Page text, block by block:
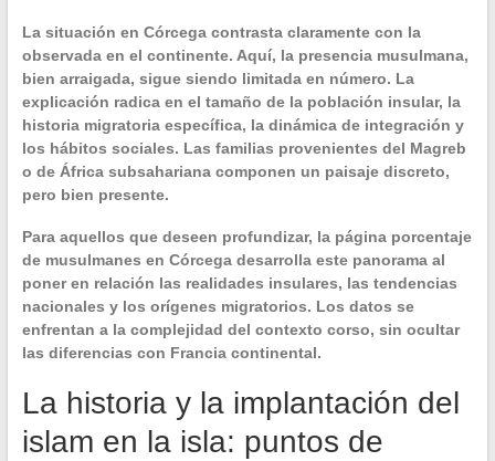
La situación en Córcega contrasta claramente con la
observada en el continente. Aquí, la presencia musulmana,
bien arraigada, sigue siendo limitada en número. La
explicación radica en el tamaño de la población insular, la
historia migratoria específica, la dinámica de integración y
los hábitos sociales. Las familias provenientes del Magreb
o de África subsahariana componen un paisaje discreto,
pero bien presente.
Para aquellos que deseen profundizar, la página porcentaje
de musulmanes en Córcegadesarrolla este panorama al
poner en relación las realidades insulares, las tendencias
nacionales y los orígenes migratorios. Los datos se
enfrentan a la complejidad del contexto corso, sin ocultar
las diferencias con Francia continental.
La historia y la implantación del
islam en la isla: puntos de